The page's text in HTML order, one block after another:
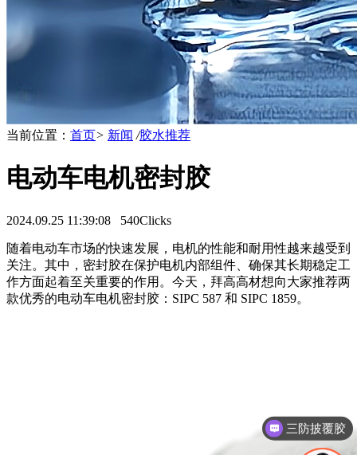
当前位置： 首页> 新闻 /胶水推荐
电动车电机密封胶
2024.09.25 11:39:08 540Clicks
随着电动车市场的快速发展，电机的性能和耐用性越来越受到
关注。其中，密封胶在保护电机内部组件、确保其长期稳定工
作方面起着至关重要的作用。今天，拜高高材想向大家推荐两
款优秀的电动车电机密封胶：SIPC 587 和 SIPC 1859。
灌封胶应用
三防披覆胶